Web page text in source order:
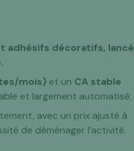
adhésifs décoratifs, lancé
mois) et un CA stable
et largement automatisé.
avec un prix ajusté à
de déménager l’activité.